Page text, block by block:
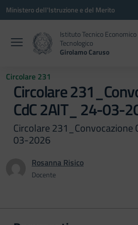
Vai ai contenuti
Vai al menu di navigazione
Vai al footer
Ministero dell'Istruzione e del Merito
Istituto Tecnico Economico
Tecnologico
Girolamo Caruso
Circolare 231
Circolare
CdC 2AIT_ 24-03-
Circolare 231_Convocazione
03-2026
Rosanna Risico
Docente